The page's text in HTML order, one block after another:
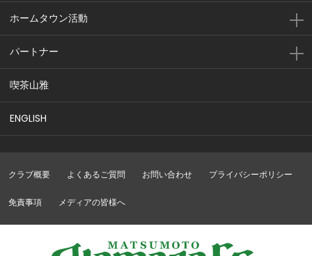
ホームタウン活動
パートナー
喫茶山雅
ENGLISH
クラブ概要 よくあるご質問 お問い合わせ プライバシーポリシー
免責事項 メディアの皆様へ